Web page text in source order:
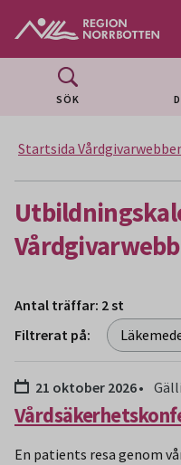
SÖK
Startsida
Filtrerat på:
Antal träffar: 2 st
Sökresultat
Datum:21 oktober 2026
En patients resa genom